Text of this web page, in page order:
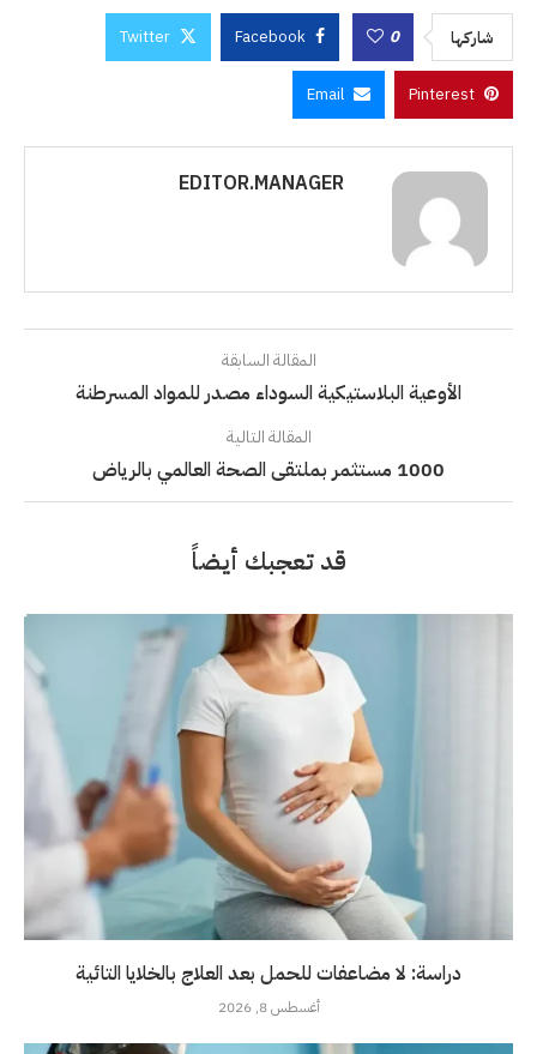
شاركها 0
Facebook
Twitter
Pinterest
Email
EDITOR.MANAGER
المقالة السابقة
الأوعية البلاستيكية السوداء مصدر للمواد المسرطنة
المقالة التالية
1000 مستثمر بملتقى الصحة العالمي بالرياض
قد تعجبك أيضاً
دراسة: لا مضاعفات للحمل بعد العلاج بالخلايا التائية
أغسطس 8, 2026